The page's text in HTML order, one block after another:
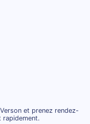
et prenez rendez-
rapidement.